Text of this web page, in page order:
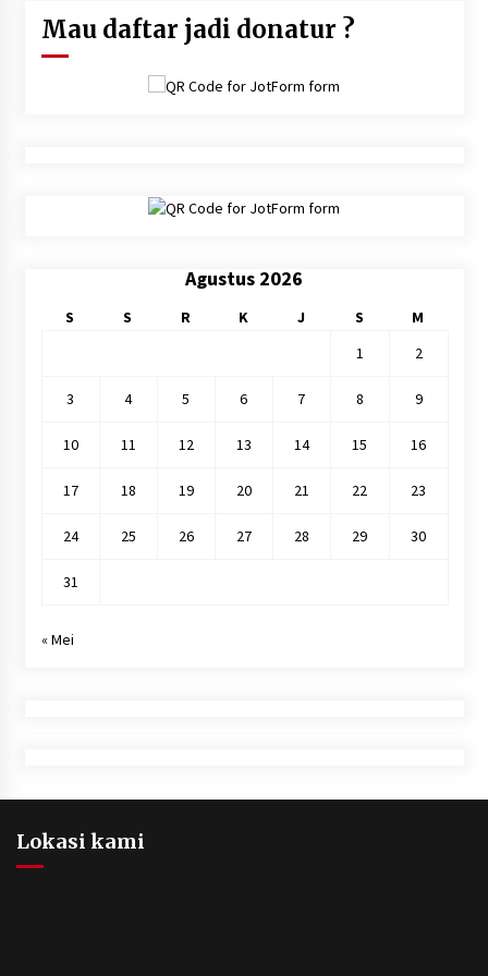
Mau daftar jadi donatur ?
Agustus 2026
S S R K J S
M
1
2
3 4 5 6 7 8 9
10 11 12 13 14 15 16
17 18 19 20 21 22 23
24 25 26 27 28 29 30
31
« Mei
Lokasi kami